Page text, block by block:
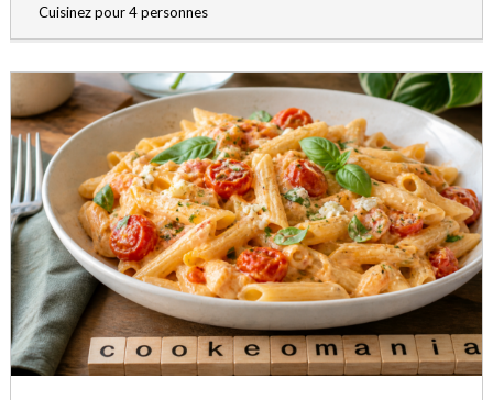
Cuisinez pour 4 personnes